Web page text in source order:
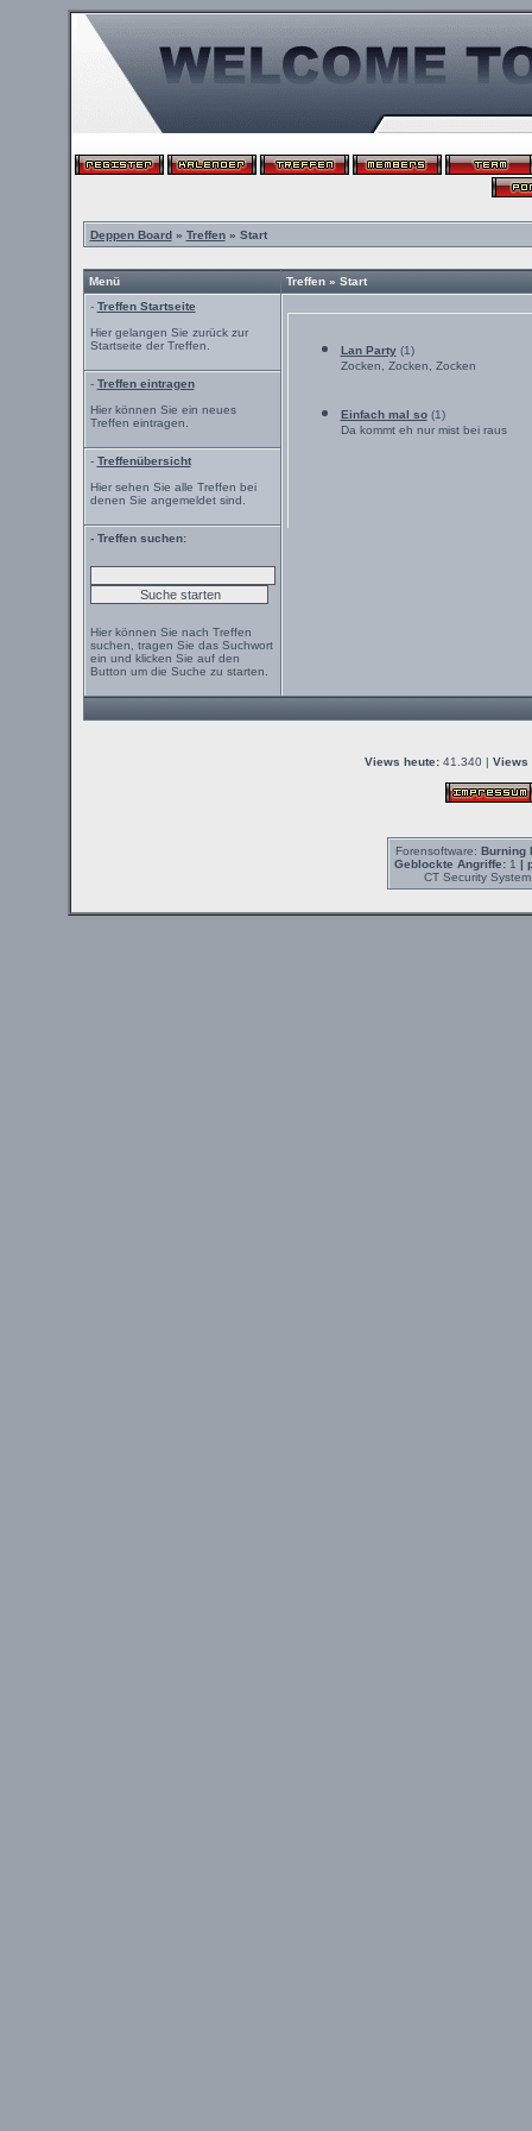
Deppen Board» Treffen» Start
Menü
Treffen » Start
- Treffen Startseite
Hier gelangen Sie zurück zur
Startseite der Treffen.
Lan Party(1)
Zocken, Zocken, Zocken
Einfach mal so(1)
Da kommt eh nur mist bei raus
- Treffen eintragen
Hier können Sie ein neues
Treffen eintragen.
- Treffenübersicht
Hier sehen Sie alle Treffen bei
denen Sie angemeldet sind.
- Treffen suchen:
Hier können Sie nach Treffen
suchen, tragen Sie das Suchwort
ein und klicken Sie auf den
Button um die Suche zu starten.
Views heute: 41.340 | Views
Forensoftware: Burning
Geblockte Angriffe:1 |
CT Security